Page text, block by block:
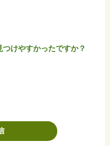
けやすかったですか？